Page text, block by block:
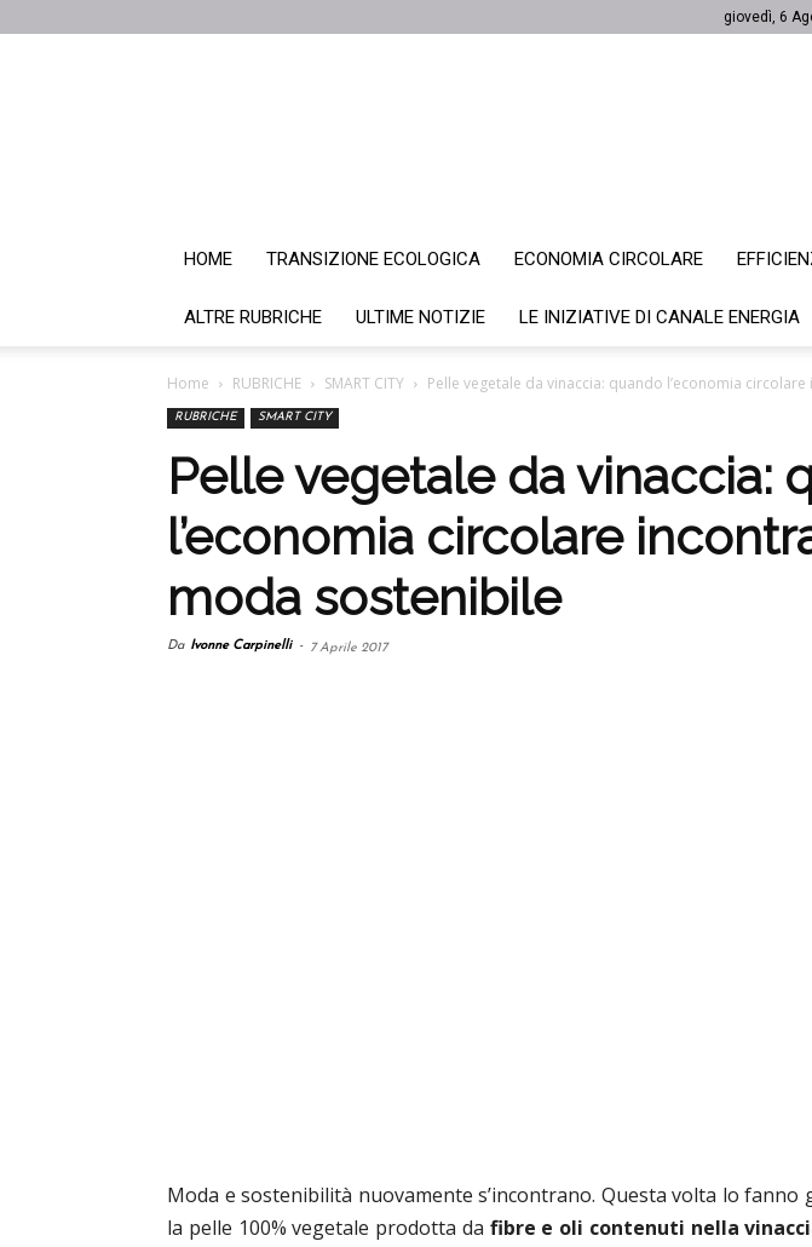
giovedì, 6
HOME TRANSIZIONE ECOLOGICA ECONOMIA CIRCOLARE
ALTRE RUBRICHE ULTIME NOTIZIE LE INIZIATIVE DI CANALE ENERGIA
Home RUBRICHE SMART CITY Pelle vegetale da vinaccia: quando l’economia
RUBRICHE SMART CITY
Pelle vegetale da vinaccia:
l’economia circolare
moda sostenibile
Da Ivonne Carpinelli - 7 Aprile 2017
Moda e sostenibilità nuovamente s’incontrano. Questa volta lo fanno
la pelle 100% vegetale prodotta da fibre e oli contenuti nella